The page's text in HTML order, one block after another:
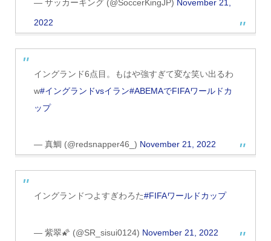
— サッカーキング (@SoccerKingJP) November 21,
2022
イングランド6点目。もはや強すぎて変な笑い出るわ
w#イングランドvsイラン#ABEMAでFIFAワールドカ
ップ
— 真鯛 (@redsnapper46_) November 21, 2022
イングランドつよすぎわろた#FIFAワールドカップ
— 紫翠🌠 (@SR_sisui0124) November 21, 2022